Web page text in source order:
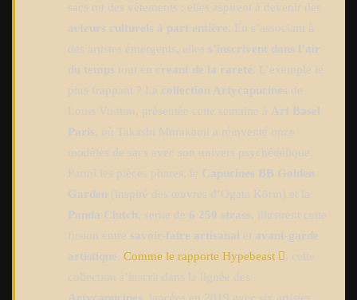
sacs ou des vêtements : elles aspirent à devenir des
acteurs culturels à part entière . En s’associant à
des artistes émergents, elles s’inscrivent dans l’air
du temps tout en créant de la rareté . L’exemple le
plus frappant ? La collection Artycapucines de
Louis Vuitton, présentée cette semaine à Art Basel
Paris, où Takashi Murakami a réinventé onze
modèles de sacs avec son univers psychédélique.
Parmi les pièces phares, le Capucines BB Golden
Garden (inspiré des œuvres d’Ogata Kōrin) et la
Panda Clutch, sertie de 6 250 strass, illustrent cette
fusion entre savoir-faire artisanal et avant-garde
artistique Comme le rapporte Hypebeast
, cette
collection s’inscrit dans la lignée des